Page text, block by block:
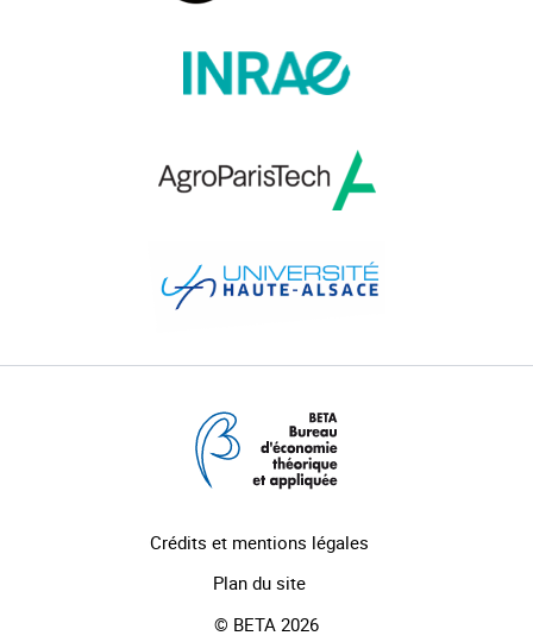
Crédits et mentions légales
Plan du site
© BETA 2026